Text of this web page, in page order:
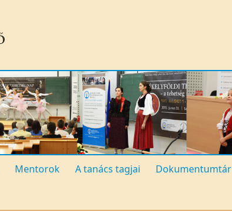
Mentorok A tanács tagjai Dokumentumtár